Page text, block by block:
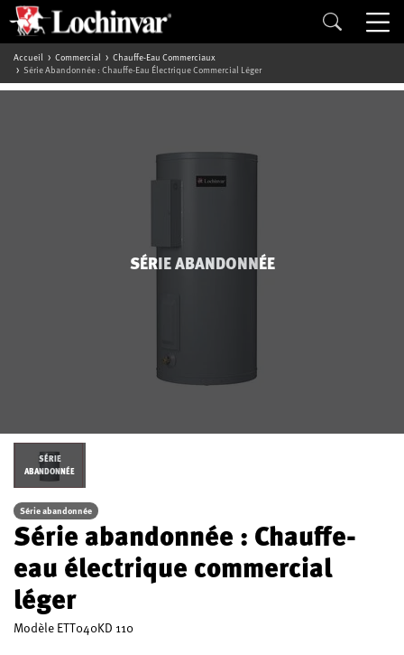
Accueil Commercial
Chauffe-Eau Commerciaux
Série Abandonnée : Chauffe-Eau Électrique Commercial Léger
SÉRIE ABANDONNÉE
SÉRIE
ABANDONNÉE
Série abandonnée
Série abandonnée : Chauffe-
eau électrique commercial
léger
Modèle ETT040KD 110